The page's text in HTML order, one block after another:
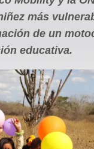
más
de un
educativa.